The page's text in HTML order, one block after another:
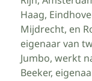
Haag,
Mijdrecht, en
eigenaar van
Jumbo, werkt
Beeker,